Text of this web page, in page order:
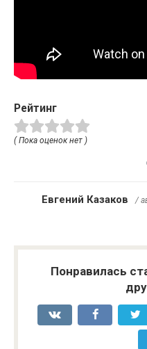
Рейтинг
( Пока оценок нет )
Евгений Казаков /
Понравилась